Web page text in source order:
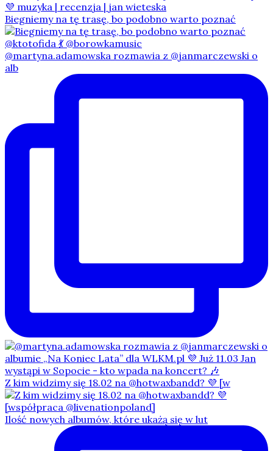
Biegniemy na tę trasę, bo podobno warto poznać
@martyna.adamowska rozmawia z @janmarczewski o
alb
Z kim widzimy się 18.02 na @hotwaxbandd? 💜 [w
Ilość nowych albumów, które ukażą się w lut